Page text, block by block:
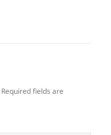
Required fields are